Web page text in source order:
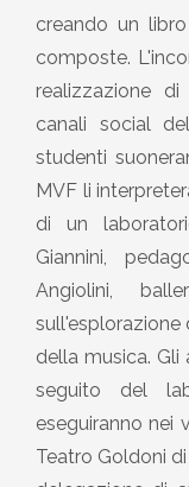
creando un
composte.
realizzazione
canali social
studenti
MVF li
di un
Giannini,
Angiolini,
sull'esplorazione
della musica.
seguito del
eseguiranno nei
Teatro Goldoni